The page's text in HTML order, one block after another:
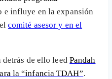
e influye en la expansión
comité asesor y en el
detrás de ello leed Pandah
la “infancia TDAH”.